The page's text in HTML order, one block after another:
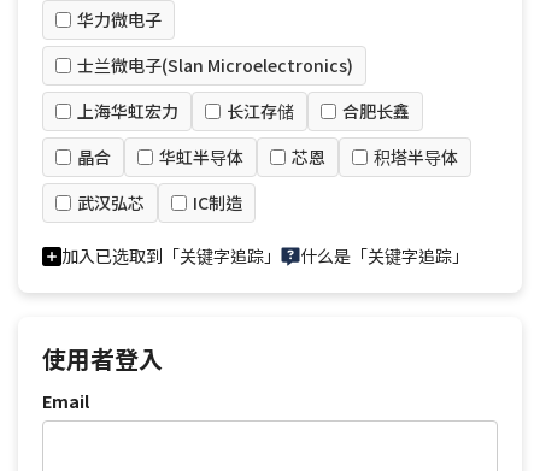
华力微电子
士兰微电子(Slan Microelectronics)
上海华虹宏力
长江存储
合肥长鑫
晶合
华虹半导体 芯恩
积塔半导体
武汉弘芯
IC制造
加入已选取到「关键字追踪」 什么是「关键字追踪」
使用者登入
Email